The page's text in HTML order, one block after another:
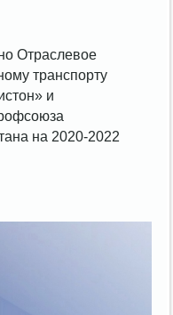
Отраслевое
транспорту
и
на 2020-2022